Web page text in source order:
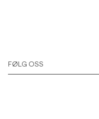
FØLG OSS